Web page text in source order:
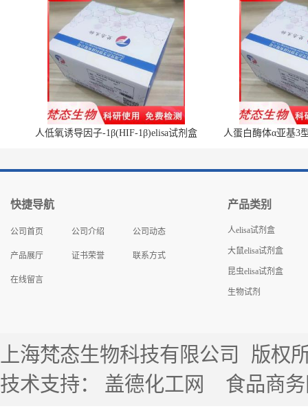
人低氧诱导因子-1β(HIF-1β)elisa试剂盒 人蛋白酶体α亚基3
快捷导航
公司首页 公司介绍 公司动态
产品展厅 证书荣誉 联系方式
在线留言
产品类别
人elisa试剂盒
大鼠elisa试剂盒
昆虫elisa试剂盒
生物试剂
上海梵态生物科技有限公司
版权
技术支持： 盖德化工网 食品商